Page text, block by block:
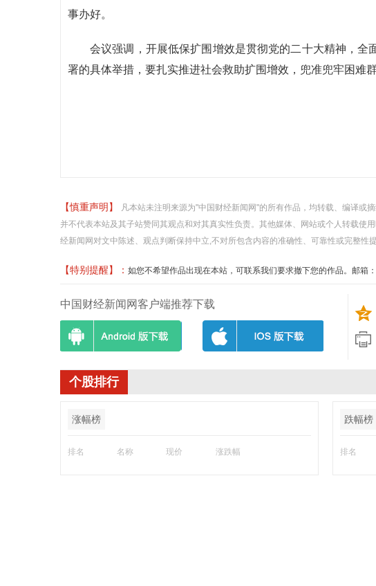
事办好。
会议强调，开展低保扩围增效是贯彻党的二十大精神，全
署的具体举措，要扎实推进社会救助扩围增效，兜准兜牢困难
【慎重声明】
凡本站未注明来源为"中国财经新闻网"的所有作品，均转载、编译或
并不代表本站及其子站赞同其观点和对其真实性负责。其他媒体、网站或个人转载使
经新闻网对文中陈述、观点判断保持中立,不对所包含内容的准确性、可靠性或完整性
【特别提醒】： 如您不希望作品出现在本站，可联系我们要求撤下您的作品。邮箱
中国财经新闻网客户端推荐下载
个股排行
涨幅榜
排名 名称 现价 涨跌幅
跌幅榜
排名